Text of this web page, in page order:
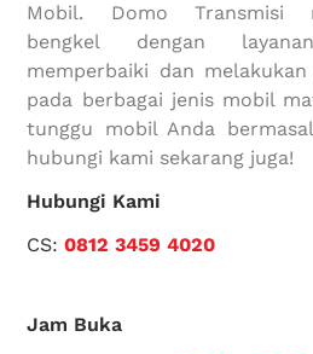
Mobil. Domo Transmisi
bengkel dengan
memperbaiki dan
pada berbagai jenis mobil
tunggu mobil Anda
hubungi kami sekarang juga!
Hubungi Kami
CS:0812 3459 4020
Jam Buka